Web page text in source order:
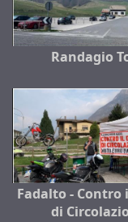
Randagio
Fadalto - Contro
di